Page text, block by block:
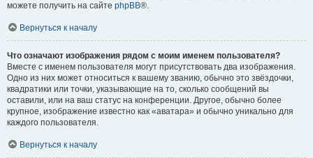
можете получить на сайте phpBB®.
Вернуться к началу
Что означают изображения рядом с моим именем пользователя?
Вместе с именем пользователя могут присутствовать два изображения.
Одно из них может относиться к вашему званию, обычно это звёздочки,
квадратики или точки, указывающие на то, сколько сообщений вы
оставили, или на ваш статус на конференции. Другое, обычно более
крупное, изображение известно как «аватара» и обычно уникально для
каждого пользователя.
Вернуться к началу